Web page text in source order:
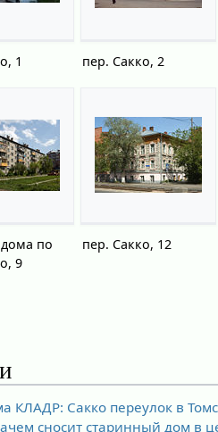
1 пер. Сакко, 2
по
9
пер. Сакко, 12
КЛАДР: Сакко переулок в
сносит старинный дом в